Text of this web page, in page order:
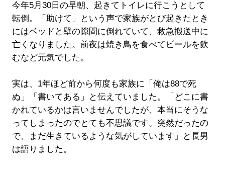
今年5月30日の早朝、起きてトイレに行こうとして
転倒。「助けて」という声で家族がとび起きたとき
にはベッドと壁の隙間に倒れていて、救急搬送中に
亡くなりました。前夜は焼き鳥を食べてビールを飲
むなど元気でした。
実は、1年ほど前から何度も家族に「俺は88で死
ぬ」「書いてある」と伝えていました。「どこに書
かれているかは言いませんでしたが、本当にそうな
ってしまったのでとても不思議です。突然だったの
で、まだ生きているような気がしています」と長男
は語りました。